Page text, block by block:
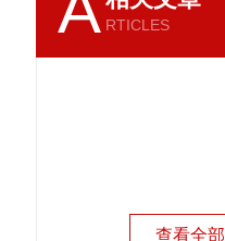
RTICLES
查看全部